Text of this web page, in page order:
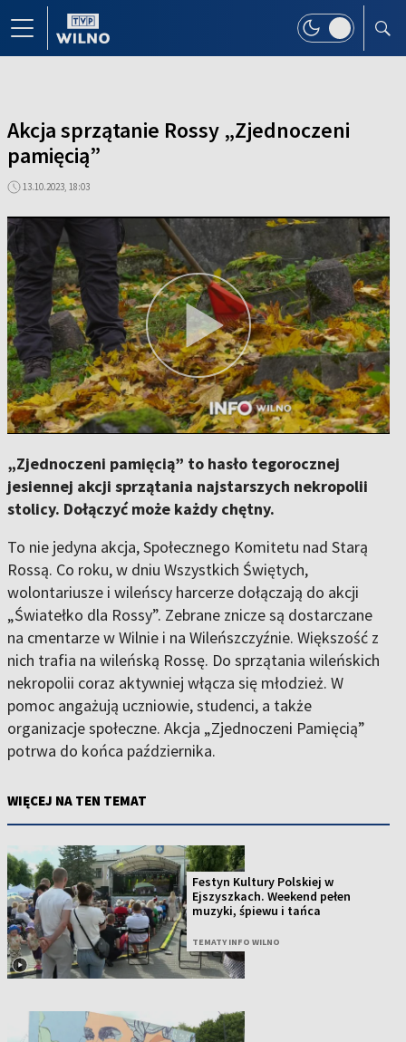
Akcja sprzątanie Rossy „Zjednoczeni
pamięcią”
13.10.2023, 18:03
„Zjednoczeni pamięcią” to hasło tegorocznej
jesiennej akcji sprzątania najstarszych nekropolii
stolicy. Dołączyć może każdy chętny.
To nie jedyna akcja, Społecznego Komitetu nad Starą
Rossą. Co roku, w dniu Wszystkich Świętych,
wolontariusze i wileńscy harcerze dołączają do akcji
„Światełko dla Rossy”. Zebrane znicze są dostarczane
na cmentarze w Wilnie i na Wileńszczyźnie. Większość z
nich trafia na wileńską Rossę. Do sprzątania wileńskich
nekropolii coraz aktywniej włącza się młodzież. W
pomoc angażują uczniowie, studenci, a także
organizacje społeczne. Akcja „Zjednoczeni Pamięcią”
potrwa do końca października.
WIĘCEJ NA TEN TEMAT
Festyn Kultury Polskiej w
Ejszyszkach. Weekend pełen
muzyki, śpiewu i tańca
TEMATY INFO WILNO